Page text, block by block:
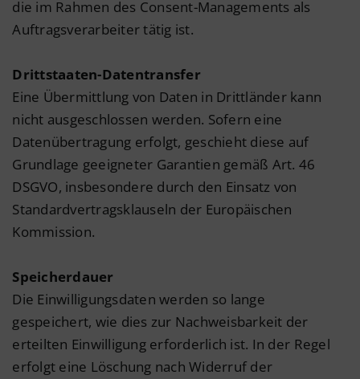
die im Rahmen des Consent-Managements als
Auftragsverarbeiter tätig ist.
Drittstaaten-Datentransfer
Eine Übermittlung von Daten in Drittländer kann
nicht ausgeschlossen werden. Sofern eine
Datenübertragung erfolgt, geschieht diese auf
Grundlage geeigneter Garantien gemäß Art. 46
DSGVO, insbesondere durch den Einsatz von
Standardvertragsklauseln der Europäischen
Kommission.
Speicherdauer
Die Einwilligungsdaten werden so lange
gespeichert, wie dies zur Nachweisbarkeit der
erteilten Einwilligung erforderlich ist. In der Regel
erfolgt eine Löschung nach Widerruf der